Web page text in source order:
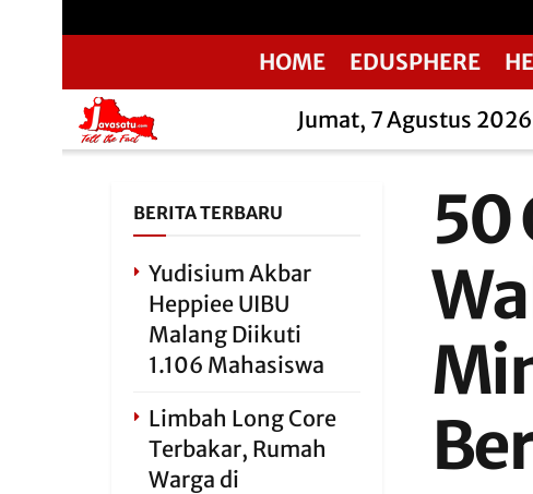
HOME EDUSPHERE
Jumat, 7 Agustus 2026
50
BERITA TERBARU
Yudisium Akbar
Heppiee UIBU
Malang Diikuti
1.106 Mahasiswa
Limbah Long Core
Terbakar, Rumah
Warga di